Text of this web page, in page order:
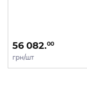
56 082.00
грн/шт